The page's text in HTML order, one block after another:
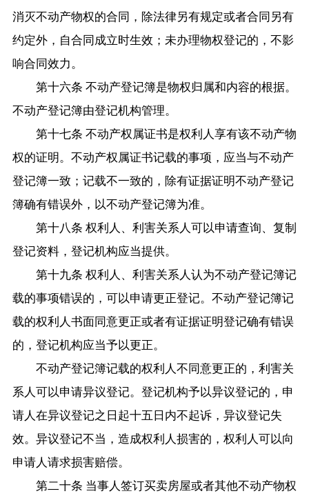
消灭不动产物权的合同，除法律另有规定或者合同另有
约定外，自合同成立时生效；未办理物权登记的，不影
响合同效力。
第十六条 不动产登记簿是物权归属和内容的根据。
不动产登记簿由登记机构管理。
第十七条 不动产权属证书是权利人享有该不动产物
权的证明。不动产权属证书记载的事项，应当与不动产
登记簿一致；记载不一致的，除有证据证明不动产登记
簿确有错误外，以不动产登记簿为准。
第十八条 权利人、利害关系人可以申请查询、复制
登记资料，登记机构应当提供。
第十九条 权利人、利害关系人认为不动产登记簿记
载的事项错误的，可以申请更正登记。不动产登记簿记
载的权利人书面同意更正或者有证据证明登记确有错误
的，登记机构应当予以更正。
不动产登记簿记载的权利人不同意更正的，利害关
系人可以申请异议登记。登记机构予以异议登记的，申
请人在异议登记之日起十五日内不起诉，异议登记失
效。异议登记不当，造成权利人损害的，权利人可以向
申请人请求损害赔偿。
第二十条 当事人签订买卖房屋或者其他不动产物权